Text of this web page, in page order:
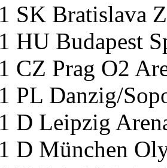
SK Bratislava
HU Budapest
CZ Prag O2
PL Danzig/
D Leipzig
D München